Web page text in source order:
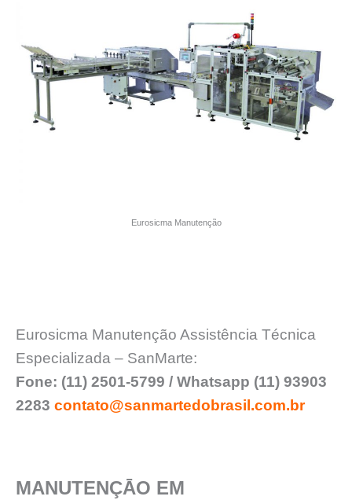
Eurosicma Manutenção
Eurosicma Manutenção Assistência Técnica
Especializada – SanMarte:
Fone: (11) 2501-5799 / Whatsapp (11) 93903
2283 contato@sanmartedobrasil.com.br
MANUTENÇĀO EM